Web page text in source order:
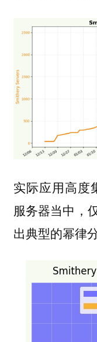
实际应用高度
服务器当中，
出典型的幂律